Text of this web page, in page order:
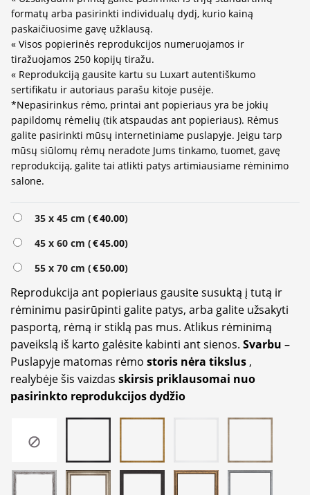
formatų arba pasirinkti individualų dydį, kurio kainą
paskaičiuosime gavę užklausą.
« Visos popierinės reprodukcijos numeruojamos ir
tiražuojamos 250 kopijų tiražu.
« Reprodukciją gausite kartu su Luxart autentiškumo
sertifikatu ir autoriaus parašu kitoje pusėje.
*Nepasirinkus rėmo, printai ant popieriaus yra be jokių
papildomų rėmelių (tik atspaudas ant popieriaus). Rėmus
galite pasirinkti mūsų internetiniame puslapyje. Jeigu tarp
mūsų siūlomų rėmų neradote Jums tinkamo, tuomet, gavę
reprodukciją, galite tai atlikti patys artimiausiame rėminimo
salone.
35 x 45 cm (€40.00)
45 x 60 cm (€45.00)
55 x 70 cm (€50.00)
Reprodukcija ant popieriaus gausite susuktą į tutą ir
rėminimu pasirūpinti galite patys, arba galite užsakyti
pasportą, rėmą ir stiklą pas mus. Atlikus rėminimą
paveikslą iš karto galėsite kabinti ant sienos. Svarbu –
Puslapyje matomas rėmo storis nėra tikslus ,
realybėje šis vaizdas skirsis priklausomai nuo
pasirinkto reprodukcijos dydžio
Alternative: